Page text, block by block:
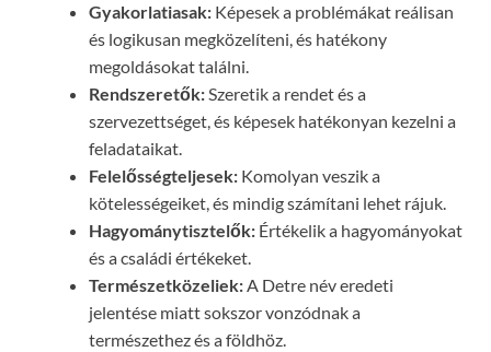
Gyakorlatiasak: Képesek a problémákat reálisan
és logikusan megközelíteni, és hatékony
megoldásokat találni.
Rendszeretők:Szeretik a rendet és a
szervezettséget, és képesek hatékonyan kezelni a
feladataikat.
Felelősségteljesek: Komolyan veszik a
kötelességeiket, és mindig számítani lehet rájuk.
Hagyománytisztelők: Értékelik a hagyományokat
és a családi értékeket.
Természetközeliek:A Detre név eredeti
jelentése miatt sokszor vonzódnak a
természethez és a földhöz.